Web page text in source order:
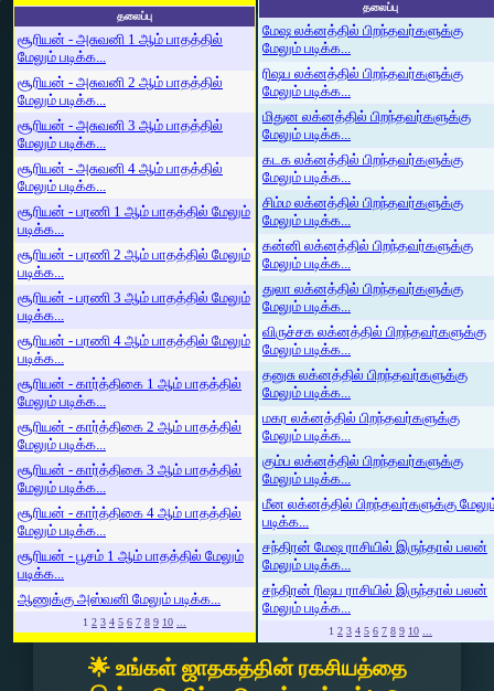
தலைப்பு
சூரியன் - அசுவனி 1 ஆம் பாதத்தில்
மேலும் படிக்க...
சூரியன் - அசுவனி 2 ஆம் பாதத்தில்
மேலும் படிக்க...
சூரியன் - அசுவனி 3 ஆம் பாதத்தில்
மேலும் படிக்க...
சூரியன் - அசுவனி 4 ஆம் பாதத்தில்
மேலும் படிக்க...
சூரியன் - பரணி 1 ஆம் பாதத்தில் மேலும்
படிக்க...
சூரியன் - பரணி 2 ஆம் பாதத்தில் மேலும்
படிக்க...
சூரியன் - பரணி 3 ஆம் பாதத்தில் மேலும்
படிக்க...
சூரியன் - பரணி 4 ஆம் பாதத்தில் மேலும்
படிக்க...
சூரியன் - கார்த்திகை 1 ஆம் பாதத்தில்
மேலும் படிக்க...
சூரியன் - கார்த்திகை 2 ஆம் பாதத்தில்
மேலும் படிக்க...
சூரியன் - கார்த்திகை 3 ஆம் பாதத்தில்
மேலும் படிக்க...
சூரியன் - கார்த்திகை 4 ஆம் பாதத்தில்
மேலும் படிக்க...
சூரியன் - பூசம் 1 ஆம் பாதத்தில் மேலும்
படிக்க...
ஆணுக்கு அஸ்வனி மேலும் படிக்க...
1 2 3 4 5 6 7 8 9 10 ...
தலைப்பு
மேஷ லக்னத்தில் பிறந்தவர்களுக்கு
மேலும் படிக்க...
ரிஷப லக்னத்தில் பிறந்தவர்களுக்கு
மேலும் படிக்க...
மிதுன லக்னத்தில் பிறந்தவர்களுக்கு
மேலும் படிக்க...
கடக லக்னத்தில் பிறந்தவர்களுக்கு
மேலும் படிக்க...
சிம்ம லக்னத்தில் பிறந்தவர்களுக்கு
மேலும் படிக்க...
கன்னி லக்னத்தில் பிறந்தவர்களுக்கு
மேலும் படிக்க...
துலா லக்னத்தில் பிறந்தவர்களுக்கு
மேலும் படிக்க...
விருச்சக லக்னத்தில் பிறந்தவர்களுக்கு
மேலும் படிக்க...
தனுசு லக்னத்தில் பிறந்தவர்களுக்கு
மேலும் படிக்க...
மகர லக்னத்தில் பிறந்தவர்களுக்கு
மேலும் படிக்க...
கும்ப லக்னத்தில் பிறந்தவர்களுக்கு
மேலும் படிக்க...
மீன லக்னத்தில் பிறந்தவர்களுக்கு
படிக்க...
சந்திரன் மேஷ ராசியில் இருந்தால் பலன்
மேலும் படிக்க...
சந்திரன் ரிஷப ராசியில் இருந்தால் பலன்
மேலும் படிக்க...
1 2 3 4 5 6 7 8 9 10 ...
🌟 உங்கள் ஜாதகத்தின் ரகசியத்தை